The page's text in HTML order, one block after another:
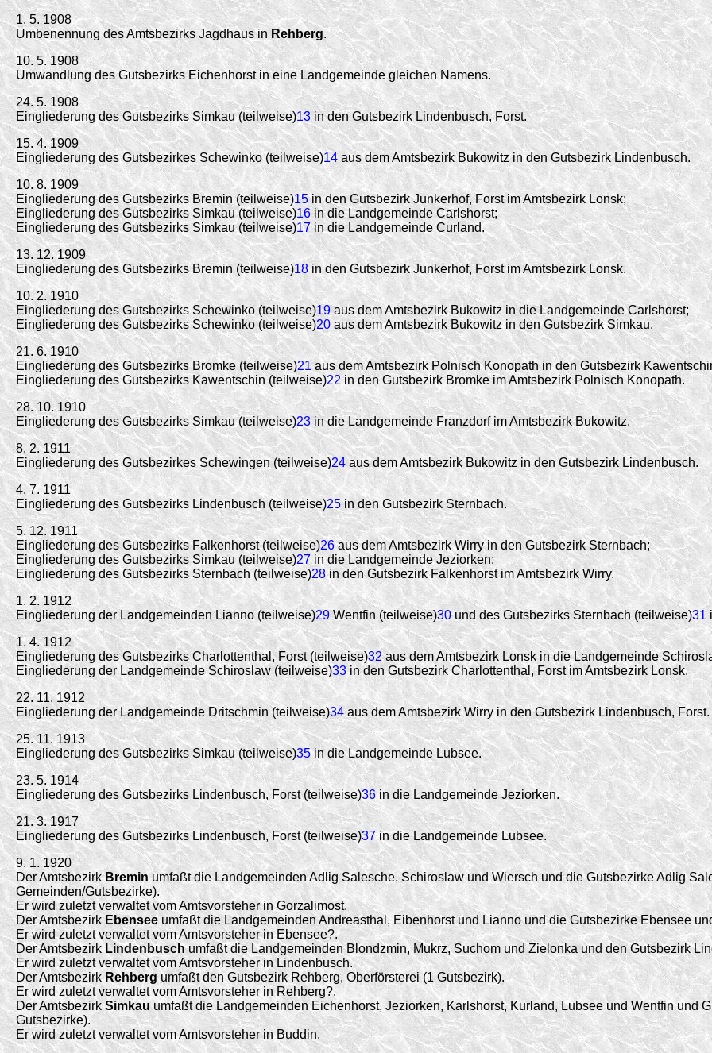
1. 5. 1908
Umbenennung des Amtsbezirks Jagdhaus in Rehberg.
10. 5. 1908
Umwandlung des Gutsbezirks Eichenhorst in eine Landgemeinde gleichen Namens.
24. 5. 1908
Eingliederung des Gutsbezirks Simkau (teilweise)13in den Gutsbezirk Lindenbusch, Forst.
15. 4. 1909
Eingliederung des Gutsbezirkes Schewinko (teilweise)14aus dem Amtsbezirk Bukowitz in den Gutsbezirk Lindenbusch.
10. 8. 1909
Eingliederung des Gutsbezirks Bremin (teilweise)15in den Gutsbezirk Junkerhof, Forst im Amtsbezirk Lonsk;
Eingliederung des Gutsbezirks Simkau (teilweise)16in die Landgemeinde Carlshorst;
Eingliederung des Gutsbezirks Simkau (teilweise)17in die Landgemeinde Curland.
13. 12. 1909
Eingliederung des Gutsbezirks Bremin (teilweise)18in den Gutsbezirk Junkerhof, Forst im Amtsbezirk Lonsk.
10. 2. 1910
Eingliederung des Gutsbezirks Schewinko (teilweise)19aus dem Amtsbezirk Bukowitz in die Landgemeinde Carlshorst;
Eingliederung des Gutsbezirks Schewinko (teilweise)20 aus dem Amtsbezirk Bukowitz in den Gutsbezirk Simkau.
21. 6. 1910
Eingliederung des Gutsbezirks Bromke (teilweise)21aus dem Amtsbezirk Polnisch Konopath in den Gutsbezirk
Eingliederung des Gutsbezirks Kawentschin (teilweise)22in den Gutsbezirk Bromke im Amtsbezirk Polnisch Konopath.
28. 10. 1910
Eingliederung des Gutsbezirks Simkau (teilweise)23in die Landgemeinde Franzdorf im Amtsbezirk Bukowitz.
8. 2. 1911
Eingliederung des Gutsbezirkes Schewingen (teilweise)24 aus dem Amtsbezirk Bukowitz in den Gutsbezirk Lindenbusch.
4. 7. 1911
Eingliederung des Gutsbezirks Lindenbusch (teilweise)25in den Gutsbezirk Sternbach.
5. 12. 1911
Eingliederung des Gutsbezirks Falkenhorst (teilweise)26aus dem Amtsbezirk Wirry in den Gutsbezirk Sternbach;
Eingliederung des Gutsbezirks Simkau (teilweise)27in die Landgemeinde Jeziorken;
Eingliederung des Gutsbezirks Sternbach (teilweise)28in den Gutsbezirk Falkenhorst im Amtsbezirk Wirry.
1. 2. 1912
Eingliederung der Landgemeinden Lianno (teilweise)29Wentfin (teilweise)30und des Gutsbezirks Sternbach (teilweise)31
1. 4. 1912
Eingliederung des Gutsbezirks Charlottenthal, Forst (teilweise)32aus dem Amtsbezirk Lonsk in die Landgemeinde
Eingliederung der Landgemeinde Schiroslaw (teilweise)33in den Gutsbezirk Charlottenthal, Forst im Amtsbezirk Lonsk.
22. 11. 1912
Eingliederung der Landgemeinde Dritschmin (teilweise)34 aus dem Amtsbezirk Wirry in den Gutsbezirk Lindenbusch, Forst.
25. 11. 1913
Eingliederung des Gutsbezirks Simkau (teilweise)35in die Landgemeinde Lubsee.
23. 5. 1914
Eingliederung des Gutsbezirks Lindenbusch, Forst (teilweise)36in die Landgemeinde Jeziorken.
21. 3. 1917
Eingliederung des Gutsbezirks Lindenbusch, Forst (teilweise)37 in die Landgemeinde Lubsee.
9. 1. 1920
Der AmtsbezirkBremin umfaßt die Landgemeinden Adlig Salesche, Schiroslaw und Wiersch und die Gutsbezirke Adlig
Gemeinden/Gutsbezirke).
Er wird zuletzt verwaltet vom Amtsvorsteher in Gorzalimost.
Der Amtsbezirk Ebenseeumfaßt die Landgemeinden Andreasthal, Eibenhorst und Lianno und die Gutsbezirke Ebensee
Er wird zuletzt verwaltet vom Amtsvorsteher in Ebensee?.
Der Amtsbezirk Lindenbuschumfaßt die Landgemeinden Blondzmin, Mukrz, Suchom und Zielonka und den Gutsbezirk
Er wird zuletzt verwaltet vom Amtsvorsteher in Lindenbusch.
Der AmtsbezirkRehbergumfaßt den Gutsbezirk Rehberg, Oberförsterei (1 Gutsbezirk).
Er wird zuletzt verwaltet vom Amtsvorsteher in Rehberg?.
Der AmtsbezirkSimkauumfaßt die Landgemeinden Eichenhorst, Jeziorken, Karlshorst, Kurland, Lubsee und Wentfin und
Gutsbezirke).
Er wird zuletzt verwaltet vom Amtsvorsteher in Buddin.